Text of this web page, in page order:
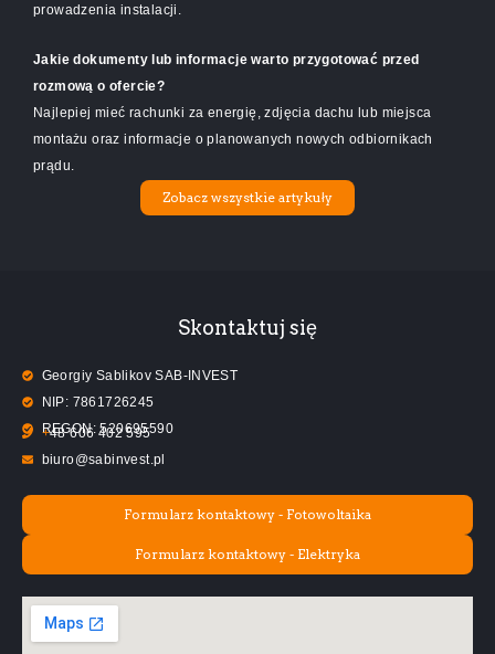
prowadzenia instalacji.
Jakie dokumenty lub informacje warto przygotować przed
rozmową o ofercie?
Najlepiej mieć rachunki za energię, zdjęcia dachu lub miejsca
montażu oraz informacje o planowanych nowych odbiornikach
prądu.
Zobacz wszystkie artykuły
Skontaktuj się
Georgiy Sablikov SAB-INVEST
NIP: 786 1726245
REGON:520695590
+48 606 402 595
biuro@sabinvest.pl
Formularz kontaktowy - Fotowoltaika
Formularz kontaktowy - Elektryka